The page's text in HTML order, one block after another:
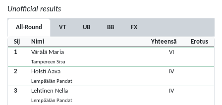
Unofficial results
All-Round VT UB BB FX
Sij Nimi Yhteensä
Erotus
1
Värälä Maria
Tampereen Sisu
VI
2 Holsti Aava
Lempäälän Pandat
IV
3 Lehtinen Nella
Lempäälän Pandat
IV